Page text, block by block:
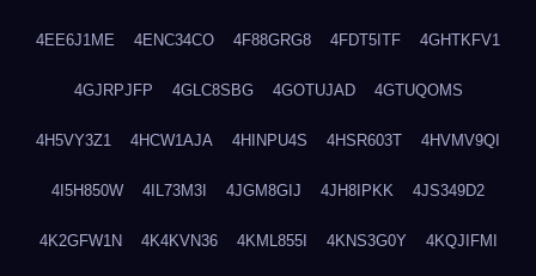
4EE6J1ME 4ENC34CO 4F88GRG8 4FDT5ITF 4GHTKFV1
4GJRPJFP 4GLC8SBG 4GOTUJAD 4GTUQOMS
4H5VY3Z1 4HCW1AJA 4HINPU4S 4HSR603T 4HVMV9QI
4I5H850W 4IL73M3I 4JGM8GIJ 4JH8IPKK 4JS349D2
4K2GFW1N 4K4KVN36 4KML855I 4KNS3G0Y 4KQJIFMI